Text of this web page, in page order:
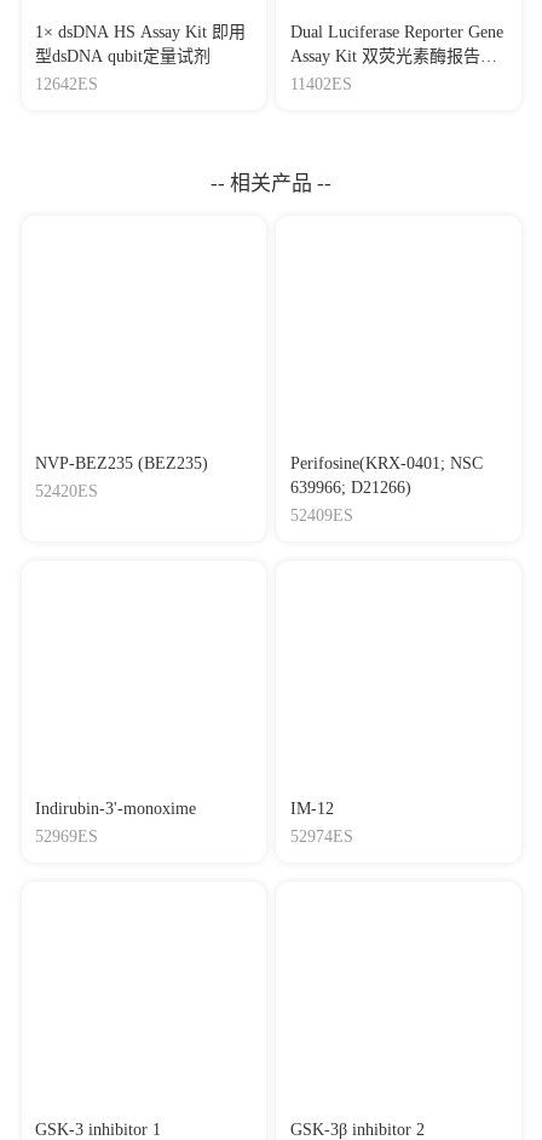
1× dsDNA HS Assay Kit 即用
型dsDNA qubit定量试剂
12642ES
Dual Luciferase Reporter Gene
Assay Kit 双荧光素酶报告基
因检测试剂盒
11402ES
-- 相关产品 --
NVP-BEZ235 (BEZ235)
52420ES
Perifosine(KRX-0401; NSC
639966; D21266)
52409ES
Indirubin-3'-monoxime
52969ES
IM-12
52974ES
GSK-3 inhibitor 1
GSK-3β inhibitor 2